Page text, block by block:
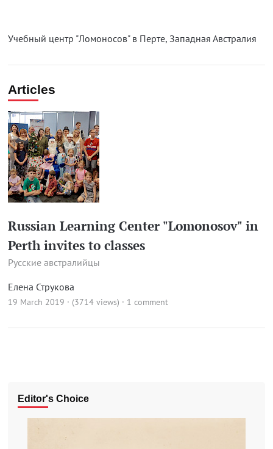
Учебный центр "Ломоносов" в Перте, Западная Австралия
Articles
Russian Learning Center "Lomonosov" in
Perth invites to classes
Русские австралийцы
Елена Струкова
19 March 2019 · (3714 views) · 1 comment
Editor's Choice